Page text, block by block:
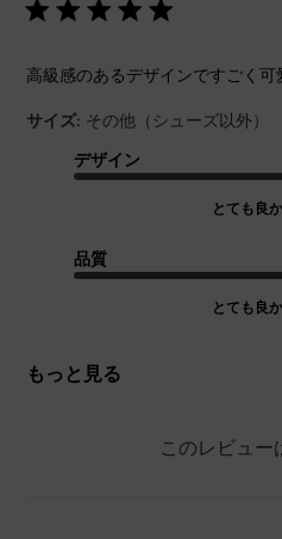
高級感のあるデザインですごく可
サイズ: その他（シューズ以外）
デザイン
とても良
品質
とても良
もっと見る
このレビュー